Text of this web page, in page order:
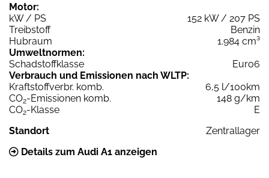
Motor:
kW / PS
152 kW / 207 PS
Treibstoff
Benzin
Hubraum
1.984 cm³
Umweltnormen:
Schadstoffklasse
Euro6
Verbrauch und Emissionen nach WLTP:
Kraftstoffverbr. komb.
6,5 l/100km
CO2-Emissionen komb.
148 g/km
CO2-Klasse
E
Standort
Zentrallager
Details zum Audi A1 anzeigen